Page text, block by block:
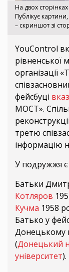
На двох
Публікує
– скриншот зі
YouControl
рівненської
організації
фейсбуці
МОСТ».
третю
інформацію
У подружжя
Батьки
Котляров
Кучма 1958
Батько у
Донецькому
(Донецький
університет).